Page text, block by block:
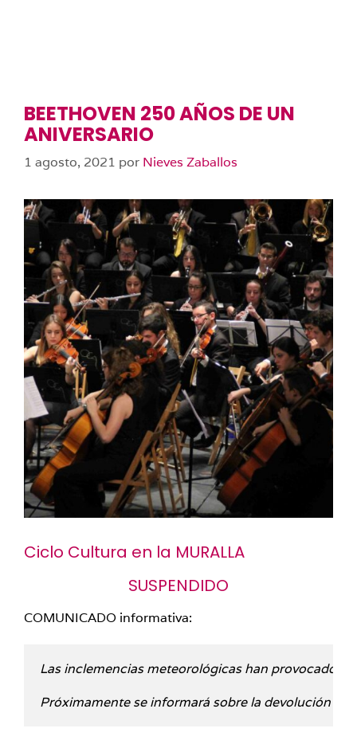
BEETHOVEN 250 AÑOS DE UN
ANIVERSARIO
1 agosto, 2021 por Nieves Zaballos
Ciclo Cultura en la MURALLA
SUSPENDIDO
COMUNICADO informativa:
Las inclemencias meteorológicas han provocado
Próximamente se informará sobre la devolución